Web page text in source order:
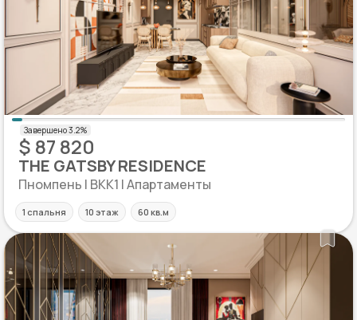
$ 87 820
THE GATSBY RESIDENCE
Пномпень | BKK1 | Апартаменты
1 спальня 10 этаж 60 кв.м